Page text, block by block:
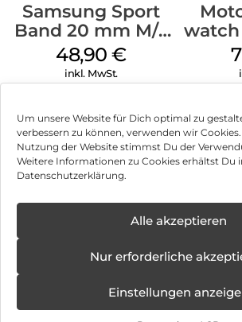
Um unsere Website für Dich optimal zu
verbessern zu können, verwenden wir
Nutzung der Website stimmst Du der
Weitere Informationen zu Cookies erhältst Du
Datenschutzerklärung.
Alle akzeptieren
Nur erforderliche
Einstellungen
Samsung Sport
Band 20 mm M/L
Galaxy Watch
Series Silber
48,90€
inkl. MwSt.
Impressum
Hinweis zur Batterieentsorgung
Newsletter